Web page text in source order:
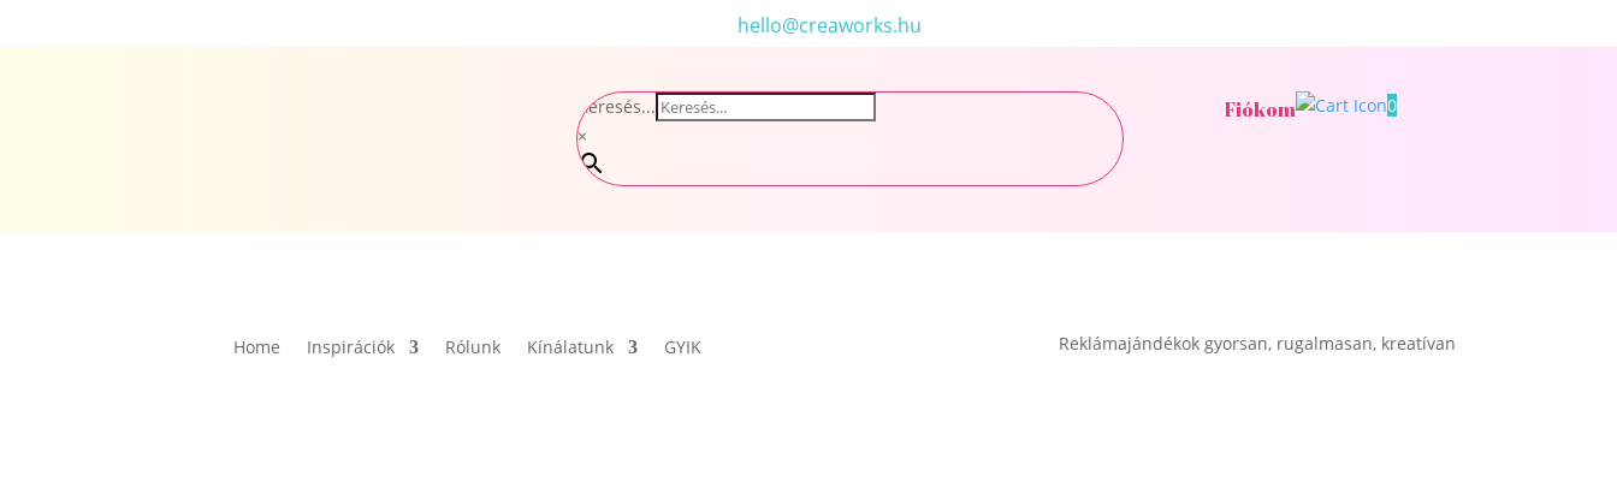
hello@creaworks.hu
Keresés...
×
Fiókom 0
Home Inspirációk Rólunk Kínálatunk GYIK Reklámajándékok gyorsan, rugalmasan, kreatívan